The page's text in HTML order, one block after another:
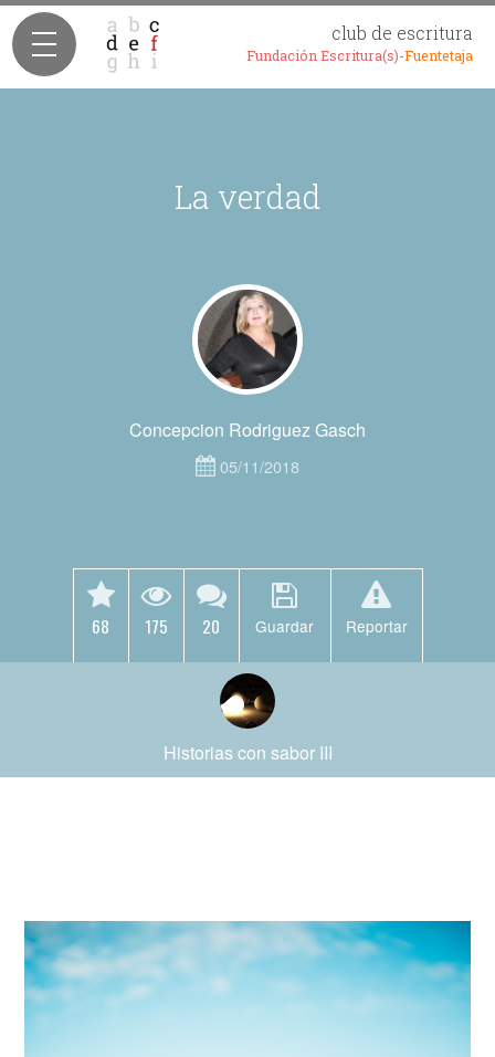
club de escritura
Fundación Escritura(s)-Fuentetaja
La verdad
Concepcion Rodriguez Gasch
05/11/2018
68 175 20 Guardar Reportar
Historias con sabor III